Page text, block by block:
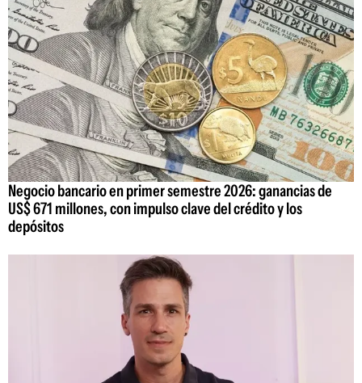
Negocio bancario en primer semestre 2026: ganancias de
US$ 671 millones, con impulso clave del crédito y los
depósitos